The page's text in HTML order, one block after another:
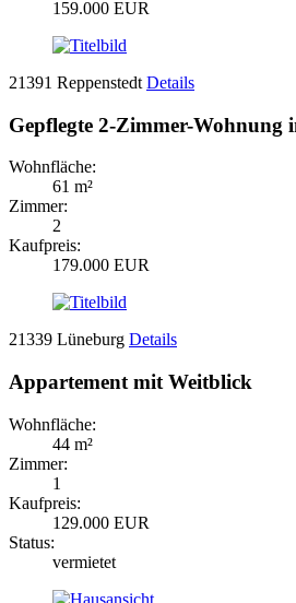
159.000 EUR
21391 Reppenstedt Details
Gepflegte 2-Zimmer-Wohnung
Wohnfläche:
61 m²
Zimmer:
2
Kaufpreis:
179.000 EUR
21339 Lüneburg Details
Appartement mit Weitblick
Wohnfläche:
44 m²
Zimmer:
1
Kaufpreis:
129.000 EUR
Status:
vermietet